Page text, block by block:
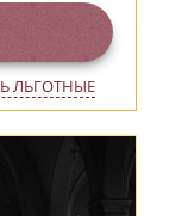
ЛЬГОТНЫЕ